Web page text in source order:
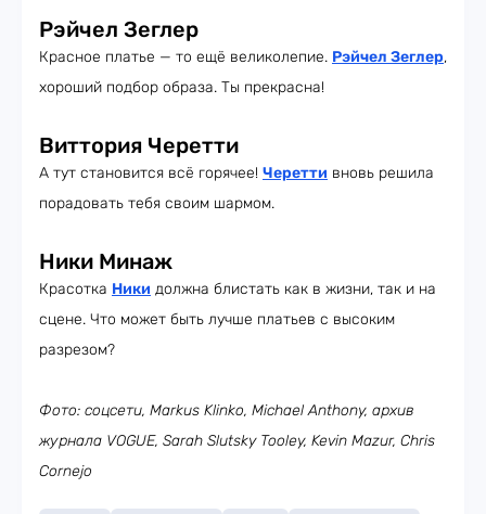
Рэйчел Зеглер
Красное платье — то ещё великолепие. Рэйчел Зеглер,
хороший подбор образа. Ты прекрасна!
Виттория Черетти
А тут становится всё горячее! Черетти вновь решила
порадовать тебя своим шармом.
Ники Минаж
Красотка Ники должна блистать как в жизни, так и на
сцене. Что может быть лучше платьев с высоким
разрезом?
Фото: соцсети, Markus Klinko, Michael Anthony, архив
журнала VOGUE, Sarah Slutsky Tooley, Kevin Mazur, Chris
Cornejo